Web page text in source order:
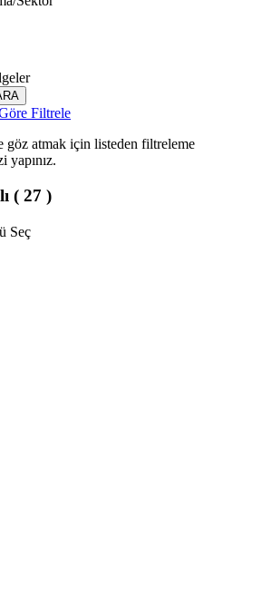
Filtrele
göz atmak için listeden filtreleme
yapınız.
( 27 )
Seç